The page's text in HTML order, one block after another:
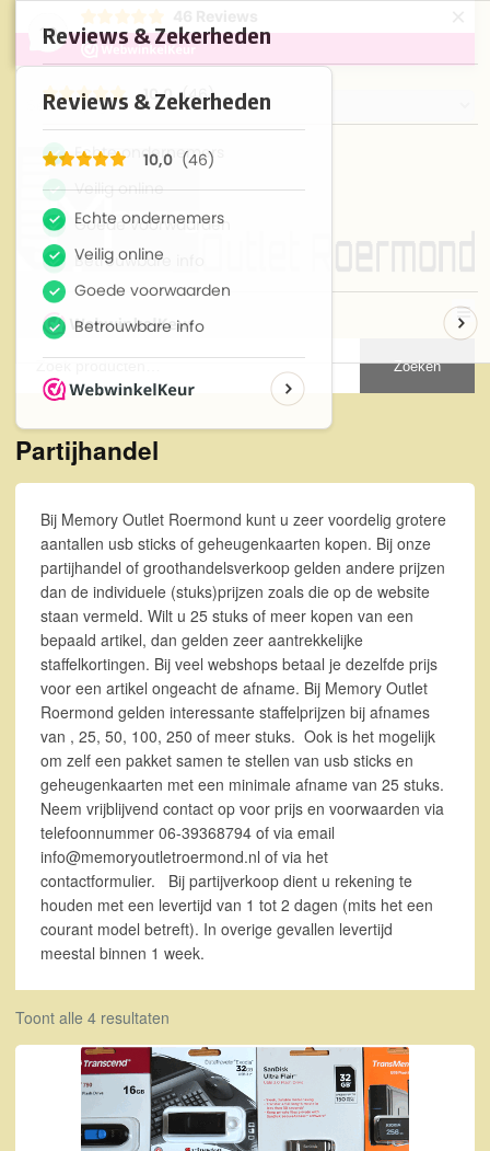
10
Zoeken
Partijhandel
Bij Memory Outlet Roermond kunt u zeer voordelig grotere
aantallen usb sticks of geheugenkaarten kopen. Bij onze
partijhandel of groothandelsverkoop gelden andere prijzen
dan de individuele (stuks)prijzen zoals die op de website
staan vermeld. Wilt u 25 stuks of meer kopen van een
bepaald artikel, dan gelden zeer aantrekkelijke
staffelkortingen. Bij veel webshops betaal je dezelfde prijs
voor een artikel ongeacht de afname. Bij Memory Outlet
Roermond gelden interessante staffelprijzen bij afnames
van , 25, 50, 100, 250 of meer stuks. Ook is het mogelijk
om zelf een pakket samen te stellen van usb sticks en
geheugenkaarten met een minimale afname van 25 stuks.
Neem vrijblijvend contact op voor prijs en voorwaarden via
telefoonnummer 06-39368794 of via email
info@memoryoutletroermond.nl of via het
contactformulier. Bij partijverkoop dient u rekening te
houden met een levertijd van 1 tot 2 dagen (mits het een
courant model betreft). In overige gevallen levertijd
meestal binnen 1 week.
Toont alle 4 resultaten